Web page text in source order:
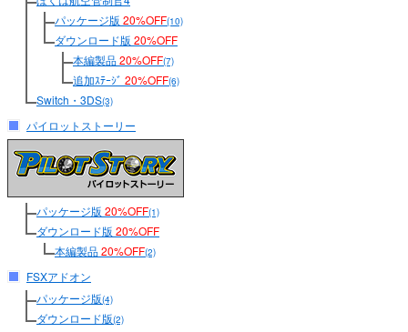
パッケージ版 20%OFF(10)
ダウンロード版 20%OFF
本編製品20%OFF(7)
追加ｽﾃｰｼﾞ 20%OFF(6)
Switch・3DS(3)
パイロットストーリー
パッケージ版 20%OFF(1)
ダウンロード版 20%OFF
本編製品20%OFF(2)
FSXアドオン
パッケージ版(4)
ダウンロード版(2)